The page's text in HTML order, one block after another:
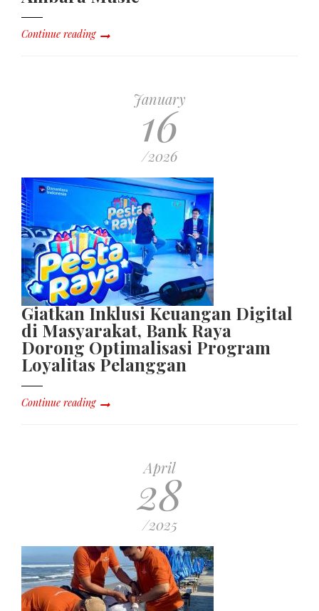
Continue reading
January
16
/2026
Giatkan Inklusi Keuangan Digital
di Masyarakat, Bank Raya
Dorong Optimalisasi Program
Loyalitas Pelanggan
Continue reading
April
28
/2025